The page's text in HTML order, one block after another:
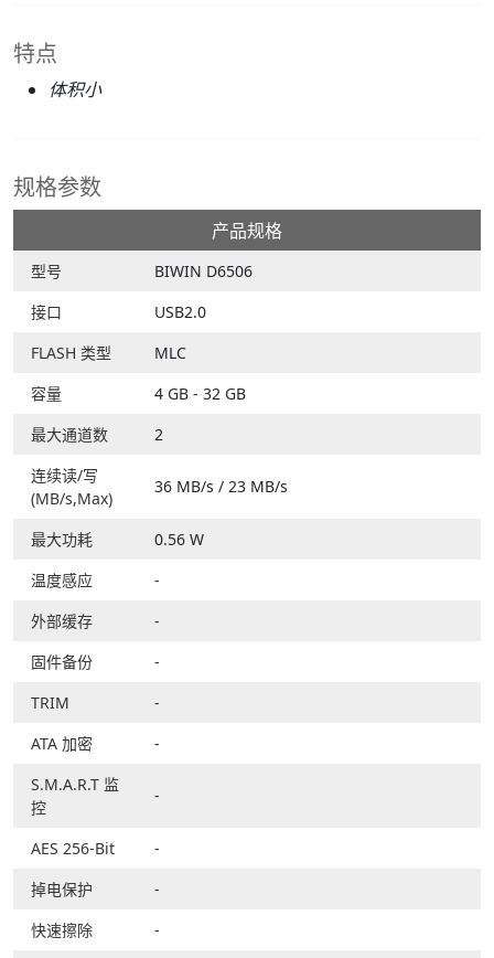
特点
体积小
规格参数
产品规格
型号
BIWIN D6506
接口
USB2.0
FLASH 类型
MLC
容量
4 GB - 32 GB
最大通道数
2
连续读/写
(MB/s,Max)
36 MB/s / 23 MB/s
最大功耗
0.56 W
温度感应
-
外部缓存
-
固件备份
-
TRIM
-
ATA 加密
-
S.M.A.R.T 监
控
-
AES 256-Bit
-
掉电保护
-
快速擦除
-